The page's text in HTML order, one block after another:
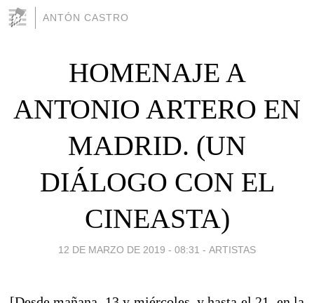
ANTÓN CASTRO
HOMENAJE A
ANTONIO ARTERO EN
MADRID. (UN
DIÁLOGO CON EL
CINEASTA)
12 DE MARZO DE 2019 - 08:31 - ARTISTAS